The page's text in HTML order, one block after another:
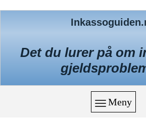
Det du lurer på om
Meny